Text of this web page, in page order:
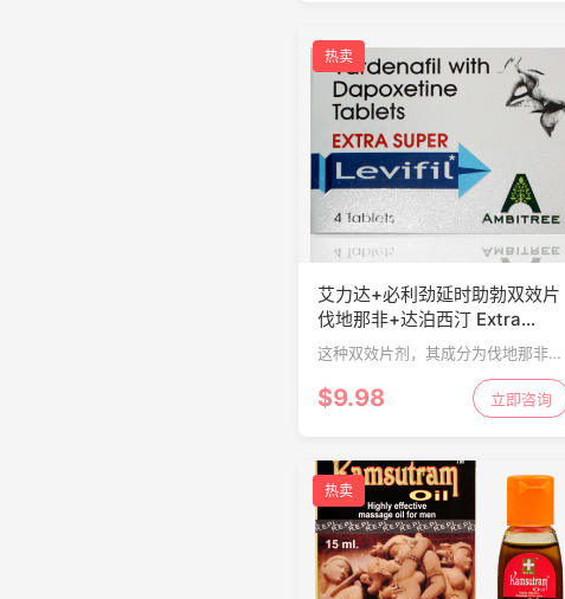
热卖
艾力达+必利劲延时助勃双效片
伐地那非+达泊西汀 Extra
Super Levifil 4粒
这种双效片剂，其成分为伐地那非
+达泊西汀，具有增强和延迟的双重
作用，用于增强阴茎勃起硬度并延长
活动时间，服用后15-20分钟可用于
$9.98 立即咨询
热卖